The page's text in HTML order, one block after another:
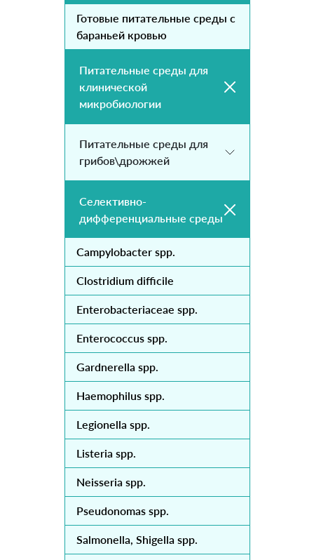
Готовые питательные среды с
бараньей кровью
Питательные среды для
клинической
микробиологии
Питательные среды для
грибов\дрожжей
Селективно-
дифференциальные среды
Campylobacter spp.
Clostridium difficile
Enterobacteriaceae spp.
Enterococcus spp.
Gardnerella spp.
Haemophilus spp.
Legionella spp.
Listeria spp.
Neisseria spp.
Pseudonomas spp.
Salmonella, Shigella spp.